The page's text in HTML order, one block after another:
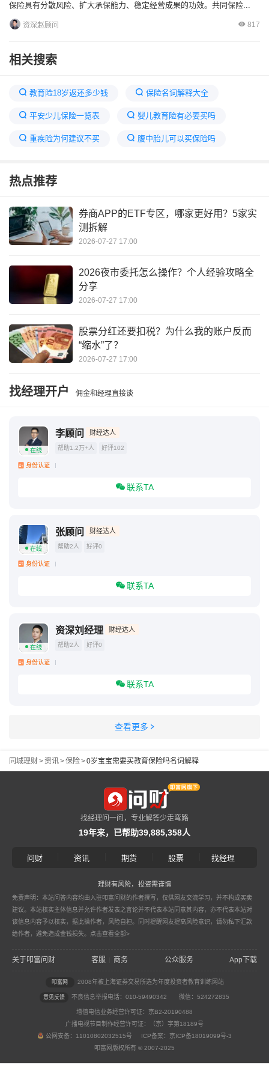
保险具有分散风险、扩大承保能力、稳定经营成果的功效。共同保险...
资深赵顾问 817
相关搜索
教育险18岁返还多少钱 保险名词解释大全
平安少儿保险一览表 婴儿教育险有必要买吗
重疾险为何建议不买 腹中胎儿可以买保险吗
新生儿需要买教育险吗
重疾险交了20年后可以取出本金吗
新生儿保险买什么险种最合适
热点推荐
券商APP的ETF专区，哪家更好用？5家实
测拆解
2026-07-27 17:00
2026夜市委托怎么操作？个人经验攻略全
分享
2026-07-27 17:00
股票分红还要扣税？为什么我的账户反而
“缩水”了？
2026-07-27 17:00
找经理开户 佣金和经理直接谈
在线
李顾问 财经达人
帮助1.2万+人 好评102
身份认证
联系TA
在线
张顾问 财经达人
帮助2人 好评0
身份认证
联系TA
在线
资深刘经理 财经达人
帮助2人 好评0
身份认证
联系TA
查看更多
同城理财>资讯>保险>0岁宝宝需要买教育保险吗名词解释
找经理问一问，专业解答少走弯路
19年来，已帮助39,885,358人
问财 资讯 期货 股票 找经理
理财有风险，投资需谨慎
免责声明：本站问答内容均由入驻叩富问财的作者撰写，仅供网友交流学习，并不构成买卖
建议。本站核实主体信息并允许作者发表之言论并不代表本站同意其内容，亦不代表本站对
该信息内容予以核实，据此操作者，风险自担。同时提醒网友提高风险意识，请勿私下汇款
给作者，避免造成金钱损失。 点击查看全部>
关于叩富问财 客服 商务 公众服务 App下载
叩富网 2008年被上海证券交易所选为年度投资者教育训练网站
意见反馈 不良信息举报电话：010-59490342 微信：524272835
增值电信业务经营许可证：京B2-20190488
广播电视节目制作经营许可证：（京）字第18189号
公网安备：11010802032515号 ICP备案：京ICP备18019099号-3
叩富网版权所有 © 2007-2025